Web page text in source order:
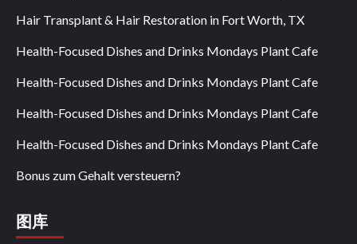
Hair Transplant & Hair Restoration in Fort Worth, TX
Health-Focused Dishes and Drinks Mondays Plant Cafe
Health-Focused Dishes and Drinks Mondays Plant Cafe
Health-Focused Dishes and Drinks Mondays Plant Cafe
Health-Focused Dishes and Drinks Mondays Plant Cafe
Bonus zum Gehalt versteuern?
图库